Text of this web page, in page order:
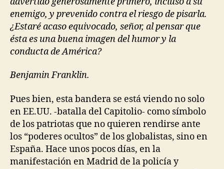
enemigo, y prevenido contra el riesgo de pisarla.
¿Estaré acaso equivocado, señor, al pensar que
ésta es una buena imagen del humor y la
conducta de América?
Benjamin Franklin.
Pues bien, esta bandera se está viendo no solo
en EE.UU. -batalla del Capitolio- como símbolo
de los patriotas que no quieren rendirse ante
los “poderes ocultos” de los globalistas, sino en
España. Hace unos pocos días, en la
manifestación en Madrid de la policía y